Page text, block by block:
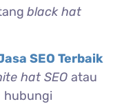
black hat
SEO Terbaik
hat SEOatau
hubungi